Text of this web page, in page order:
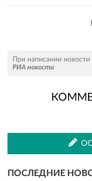
При написании
РИА новости
ПОСЛЕДНИЕ